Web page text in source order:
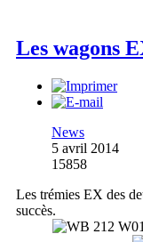
Les wagons
News
5 avril 2014
15858
Les trémies EX des
succès.